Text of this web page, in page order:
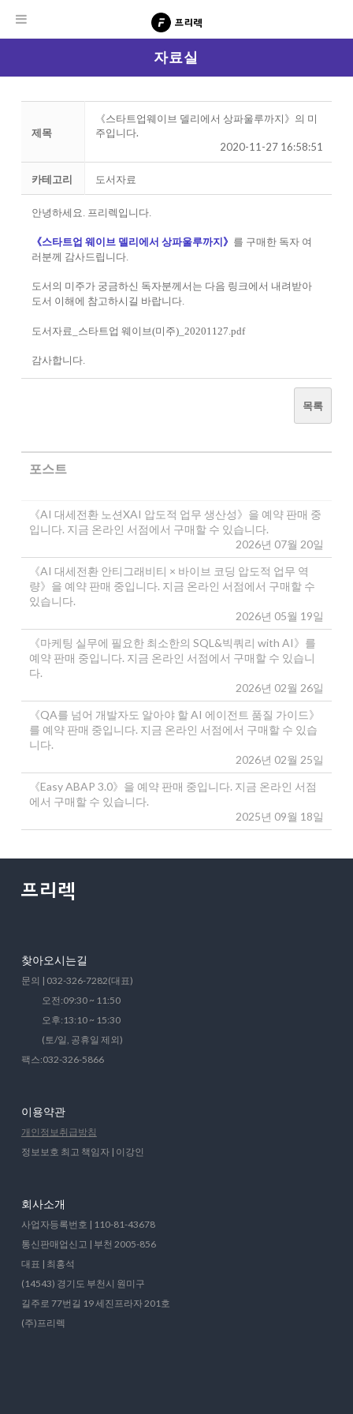
자료실
제목
《스타트업웨이브 델리에서 상파울루까지》의 미
주입니다.
2020-11-27 16:58:51
카테고리 도서자료
안녕하세요. 프리렉입니다.
《스타트업 웨이브 델리에서 상파울루까지》 를 구매한 독자 여
러분께 감사드립니다.
도서의 미주가 궁금하신 독자분께서는 다음 링크에서 내려받아
도서 이해에 참고하시길 바랍니다.
도서자료_스타트업 웨이브(미주)_20201127.pdf
감사합니다.
목록
포스트
《AI 대세전환 노션XAI 압도적 업무 생산성》을 예약 판매 중
입니다. 지금 온라인 서점에서 구매할 수 있습니다.
2026년 07월 20일
《AI 대세전환 안티그래비티 × 바이브 코딩 압도적 업무 역
량》을 예약 판매 중입니다. 지금 온라인 서점에서 구매할 수
있습니다.
2026년 05월 19일
《마케팅 실무에 필요한 최소한의 SQL&빅쿼리 with AI》를
예약 판매 중입니다. 지금 온라인 서점에서 구매할 수 있습니
다.
2026년 02월 26일
《QA를 넘어 개발자도 알아야 할 AI 에이전트 품질 가이드》
를 예약 판매 중입니다. 지금 온라인 서점에서 구매할 수 있습
니다.
2026년 02월 25일
《Easy ABAP 3.0》을 예약 판매 중입니다. 지금 온라인 서점
에서 구매할 수 있습니다.
2025년 09월 18일
찾아오시는길
문의 | 032-326-7282(대표)
오전:09:30 ~ 11:50
오후:13:10 ~ 15:30
(토/일, 공휴일 제외)
팩스:032-326-5866
이용약관
개인정보취급방침
정보보호 최고 책임자 | 이강인
회사소개
사업자등록번호 | 110-81-43678
통신판매업신고 | 부천 2005-856
대표 | 최홍석
(14543) 경기도 부천시 원미구
길주로 77번길 19 세진프라자 201호
(주)프리렉